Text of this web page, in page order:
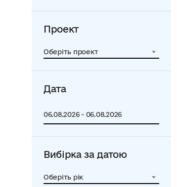
Проект
Оберіть проект
Дата
Вибірка за датою
Оберіть рік